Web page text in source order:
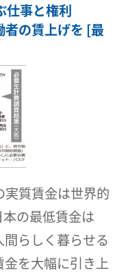
事と権利
の賃上げを [最
質賃金は世界的
の最低賃金は
らしく暮らせる
を大幅に引き上